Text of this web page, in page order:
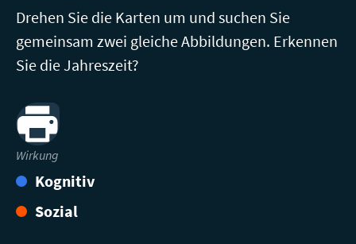
Drehen Sie die Karten um und suchen Sie
gemeinsam zwei gleiche Abbildungen. Erkennen
Sie die Jahreszeit?
Print
Wirkung
Kognitiv
Sozial